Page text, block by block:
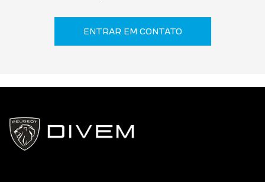
ENTRAR EM CONTATO